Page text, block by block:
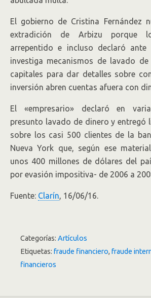
El gobierno de Cristina Fernández
extradición de Arbizu porque
arrepentido e incluso declaró ante
investiga mecanismos de lavado
capitales para dar detalles sobre
inversión abren cuentas afuera con
El «empresario» declaró en
presunto lavado de dinero y entregó
sobre los casi 500 clientes de la
Nueva York que, según ese
unos 400 millones de dólares del
por evasión impositiva- de 2006 a
Fuente: Clarín, 16/06/16.
Categorías: Artículos
Etiquetas: fraude financiero, fraude
financieros